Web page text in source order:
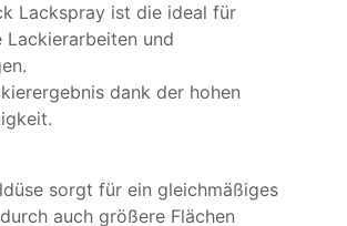
Lackspray ist die ideal für
Lackierarbeiten und
dank der hohen
sorgt für ein gleichmäßiges
auch größere Flächen